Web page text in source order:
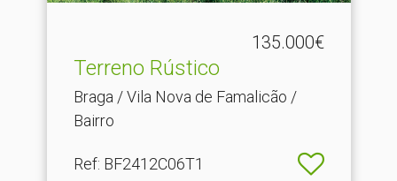
135.000€
Terreno Rústico
Braga / Vila Nova de Famalicão /
Bairro
Ref: BF2412C06T1